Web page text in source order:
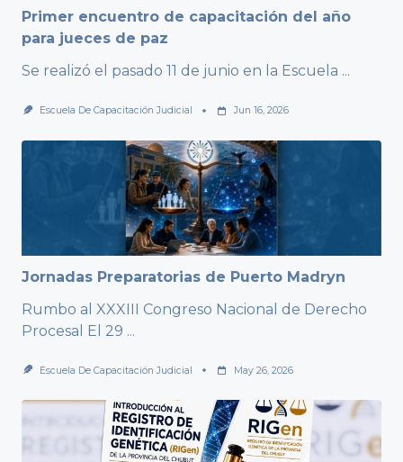
Primer encuentro de capacitación del año
para jueces de paz
Se realizó el pasado 11 de junio en la Escuela ...
Escuela De Capacitación Judicial Jun 16, 2026
Jornadas Preparatorias de Puerto Madryn
Rumbo al XXXIII Congreso Nacional de Derecho
Procesal El 29 ...
Escuela De Capacitación Judicial May 26, 2026